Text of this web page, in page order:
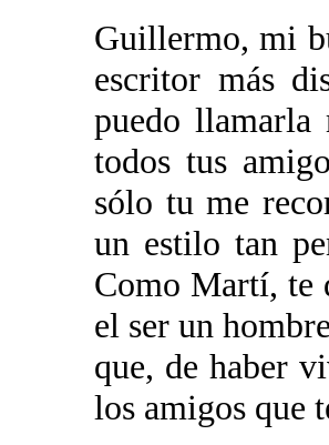
Guillermo, mi
escritor más
puedo llamarla
todos tus
sólo tu me
un estilo tan
Como Martí, te
el ser un
que, de haber
los amigos que